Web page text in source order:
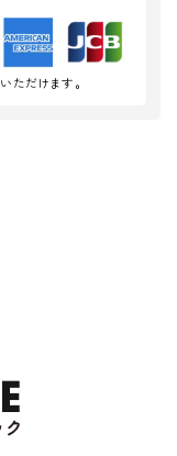
ただけます。